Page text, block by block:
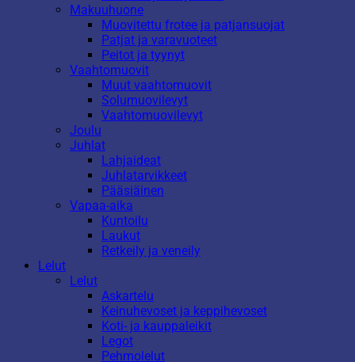
Makuuhuone
Muovitettu frotee ja patjansuojat
Patjat ja varavuoteet
Peitot ja tyynyt
Vaahtomuovit
Muut vaahtomuovit
Solumuovilevyt
Vaahtomuovilevyt
Joulu
Juhlat
Lahjaideat
Juhlatarvikkeet
Pääsiäinen
Vapaa-aika
Kuntoilu
Laukut
Retkeily ja veneily
Lelut
Lelut
Askartelu
Keinuhevoset ja keppihevoset
Koti- ja kauppaleikit
Legot
Pehmolelut